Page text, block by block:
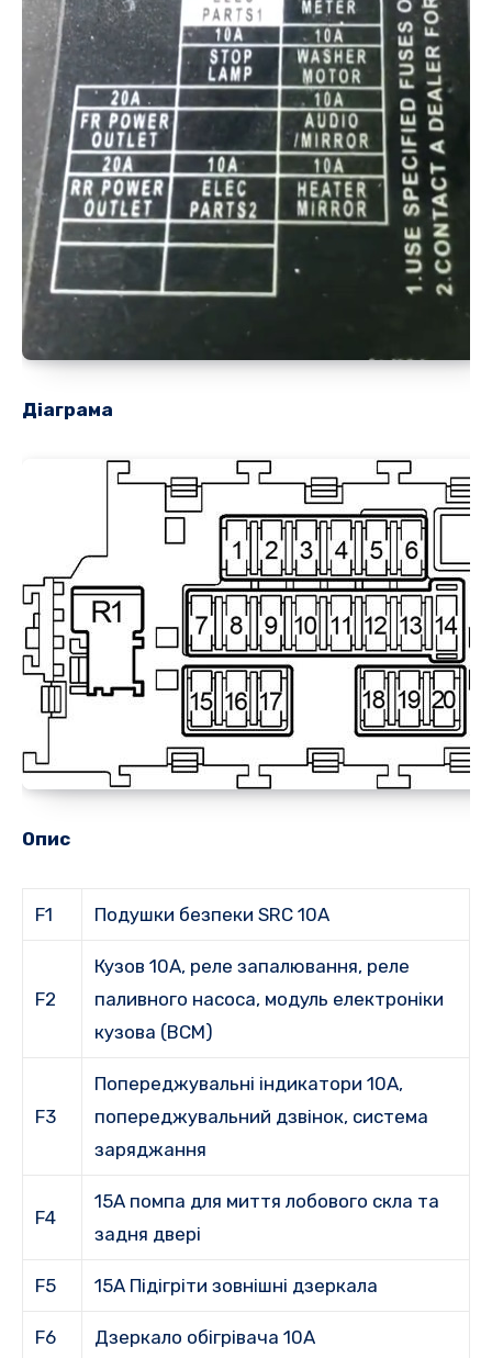
Діаграма
Опис
F1 Подушки безпеки SRC 10A
F2
Кузов 10A, реле запалювання, реле
паливного насоса, модуль електроніки
кузова (BCM)
F3
Попереджувальні індикатори 10A,
попереджувальний дзвінок, система
заряджання
F4
15A помпа для миття лобового скла та
задня двері
F5 15A Підігріти зовнішні дзеркала
F6 Дзеркало обігрівача 10А